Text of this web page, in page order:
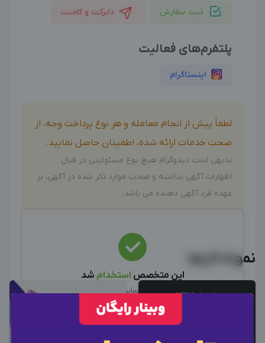
ثبت سفارش دایرکت و کامنت
پلتفرم‌های فعالیت
اینستاگرام
لطفاً پیش از انجام معامله و هر نوع پرداخت وجه، از
صحت خدمات ارائه شده، اطمینان حاصل نمایید.
بدیهی است دیدوگرام هیچ نوع مسئولیتی در قبال
اظهارات آگهی نداشته و صحت موارد ذکر شده در آگهی، بر
عهده فرد آگهی دهنده می باشد.
این متخصص استخدام شد
نیرو استخدام شد، سایر آگهی ها را ببینید
سایر متخصصین
نمونه کارها